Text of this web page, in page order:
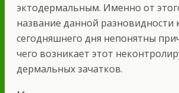
эктодермальным. Именно от
название данной разновидности
сегодняшнего дня непонятны
чего возникает этот
дермальных зачатков.